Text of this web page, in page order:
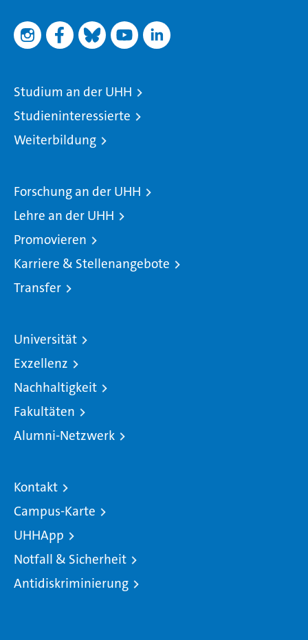
Studium an der UHH
Studieninteressierte
Weiterbildung
Forschung an der UHH
Lehre an der UHH
Promovieren
Karriere & Stellenangebote
Transfer
Universität
Exzellenz
Nachhaltigkeit
Fakultäten
Alumni-Netzwerk
Kontakt
Campus-Karte
UHHApp
Notfall & Sicherheit
Antidiskriminierung